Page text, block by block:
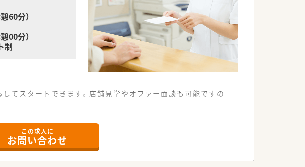
60分）
00分）
制
てスタートできます。店舗見学やオファー面談も可能ですの
便利な場所に開局している調剤薬局です。
地域に密着した医療を提供しています。
ためプライベートとの両立も容易です。
この求人に
お問い合わせ